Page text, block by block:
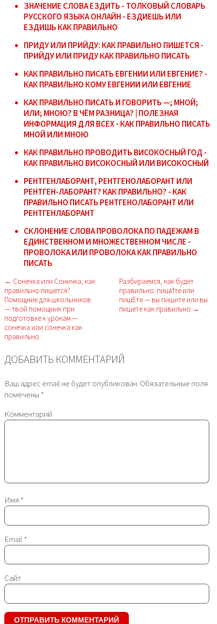
ЗНАЧЕНИЕ СЛОВА ЕЗДИТЬ - ТОЛКОВЫЙ СЛОВАРЬ
РУССКОГО ЯЗЫКА ОНЛАЙН - ЕЗДИЕШЬ ИЛИ
ЕЗДИШЬ КАК ПРАВИЛЬНО
ПРИДУ ИЛИ ПРИЙДУ: КАК ПРАВИЛЬНО ПИШЕТСЯ -
ПРИЙДУ ИЛИ ПРИДУ КАК ПРАВИЛЬНО ПИСАТЬ
КАК ПРАВИЛЬНО ПИСАТЬ ЕВГЕНИИ ИЛИ ЕВГЕНИЕ? -
КАК ПРАВИЛЬНО КОМУ ЕВГЕНИИ ИЛИ ЕВГЕНИЕ
КАК ПРАВИЛЬНО ПИСАТЬ И ГОВОРИТЬ —; МНОЙ;
ИЛИ; МНОЮ? В ЧЁМ РАЗНИЦА? | ПОЛЕЗНАЯ
ИНФОРМАЦИЯ ДЛЯ ВСЕХ - КАК ПРАВИЛЬНО ПИСАТЬ
МНОЙ ИЛИ МНОЮ
КАК ПРАВИЛЬНО ПРОВОДИТЬ ВИСОКОСНЫЙ ГОД -
КАК ПРАВИЛЬНО ВИСОКОСНЫЙ ИЛИ ВИСОКОСНЫЙ
РЕНТГЕНЛАБОРАНТ, РЕНТГЕНОЛАБОРАНТ ИЛИ
РЕНТГЕН-ЛАБОРАНТ? КАК ПРАВИЛЬНО? - КАК
ПРАВИЛЬНО ПИСАТЬ РЕНТГЕНОЛАБОРАНТ ИЛИ
РЕНТГЕНЛАБОРАНТ
СКЛОНЕНИЕ СЛОВА ПРОВОЛОКА ПО ПАДЕЖАМ В
ЕДИНСТВЕННОМ И МНОЖЕСТВЕННОМ ЧИСЛЕ -
ПРОВОЛОКА ИЛИ ПРОВОЛОКА КАК ПРАВИЛЬНО
ПИСАТЬ
← Сонечка или Соничка, как
правильно пишется?
Помощник для школьников
— твой помощник при
подготовке к урокам —
сонечка или сонечка как
правильно
Разбираемся, как будет
правильно: пишИте или
пишЕте — вы пишите или вы
пишете как правильно →
ДОБАВИТЬ КОММЕНТАРИЙ
Ваш адрес email не будет опубликован. Обязательные поля
помечены *
Комментарий
Имя *
Email *
Сайт